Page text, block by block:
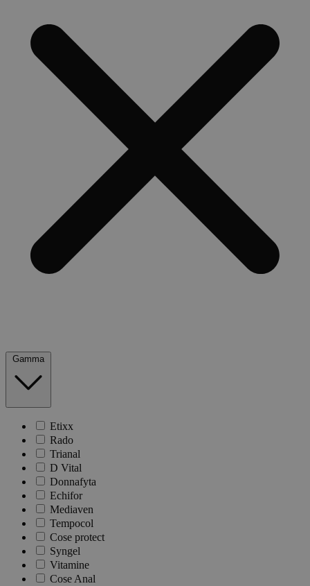
Gamma
Etixx
Rado
Trianal
D Vital
Donnafyta
Echifor
Mediaven
Tempocol
Cose protect
Syngel
Vitamine
Cose Anal